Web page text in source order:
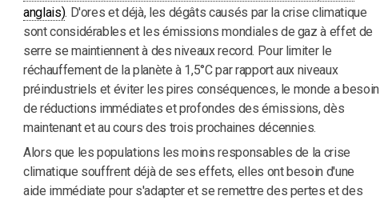
anglais). D'ores et déjà, les dégâts causés par la crise climatique
sont considérables et les émissions mondiales de gaz à effet de
serre se maintiennent à des niveaux record. Pour limiter le
réchauffement de la planète à 1,5°C par rapport aux niveaux
préindustriels et éviter les pires conséquences, le monde a besoin
de réductions immédiates et profondes des émissions, dès
maintenant et au cours des trois prochaines décennies.
Alors que les populations les moins responsables de la crise
climatique souffrent déjà de ses effets, elles ont besoin d'une
aide immédiate pour s'adapter et se remettre des pertes et des